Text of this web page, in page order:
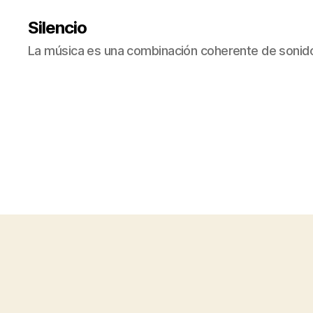
Silencio
La música es una combinación coherente de